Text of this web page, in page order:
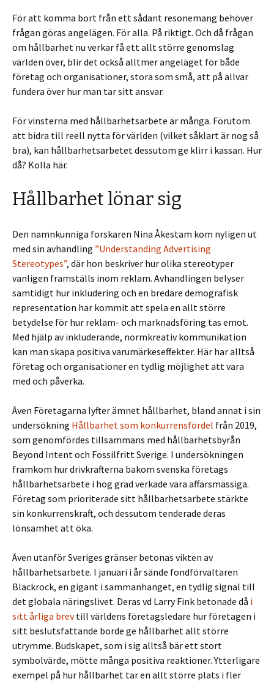
För att komma bort från ett sådant resonemang behöver
frågan göras angelägen. För alla. På riktigt. Och då frågan
om hållbarhet nu verkar få ett allt större genomslag
världen över, blir det också alltmer angeläget för både
företag och organisationer, stora som små, att på allvar
fundera över hur man tar sitt ansvar.
För vinsterna med hållbarhetsarbete är många. Förutom
att bidra till reell nytta för världen (vilket såklart är nog så
bra), kan hållbarhetsarbetet dessutom ge klirr i kassan. Hur
då? Kolla här.
Hållbarhet lönar sig
Den namnkunniga forskaren Nina Åkestam kom nyligen ut
med sin avhandling ”Understanding Advertising
Stereotypes”, där hon beskriver hur olika stereotyper
vanligen framställs inom reklam. Avhandlingen belyser
samtidigt hur inkludering och en bredare demografisk
representation har kommit att spela en allt större
betydelse för hur reklam- och marknadsföring tas emot.
Med hjälp av inkluderande, normkreativ kommunikation
kan man skapa positiva varumärkeseffekter. Här har alltså
företag och organisationer en tydlig möjlighet att vara
med och påverka.
Även Företagarna lyfter ämnet hållbarhet, bland annat i sin
undersökning Hållbarhet som konkurrensfördel från 2019,
som genomfördes tillsammans med hållbarhetsbyrån
Beyond Intent och Fossilfritt Sverige. I undersökningen
framkom hur drivkrafterna bakom svenska företags
hållbarhetsarbete i hög grad verkade vara affärsmässiga.
Företag som prioriterade sitt hållbarhetsarbete stärkte
sin konkurrenskraft, och dessutom tenderade deras
lönsamhet att öka.
Även utanför Sveriges gränser betonas vikten av
hållbarhetsarbete. I januari i år sände fondförvaltaren
Blackrock, en gigant i sammanhanget, en tydlig signal till
det globala näringslivet. Deras vd Larry Fink betonade då i
sitt årliga brevtill världens företagsledare hur företagen i
sitt beslutsfattande borde ge hållbarhet allt större
utrymme. Budskapet, som i sig alltså bär ett stort
symbolvärde, mötte många positiva reaktioner. Ytterligare
exempel på hur hållbarhet tar en allt större plats i fler